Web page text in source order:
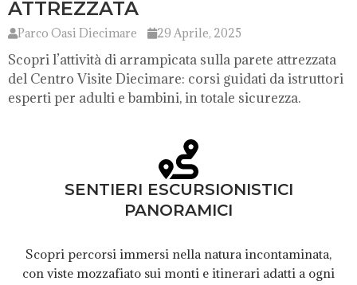
ATTREZZATA
Parco Oasi Diecimare 29 Aprile, 2025
Scopri l’attività di arrampicata sulla parete attrezzata
del Centro Visite Diecimare: corsi guidati da istruttori
esperti per adulti e bambini, in totale sicurezza.
SENTIERI ESCURSIONISTICI
PANORAMICI
Scopri percorsi immersi nella natura incontaminata,
con viste mozzafiato sui monti e itinerari adatti a ogni